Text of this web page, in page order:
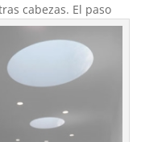
cabezas. El paso